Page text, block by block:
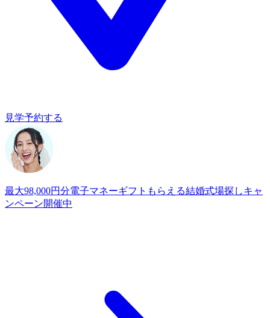
見学予約する
最大98,000円分電子マネーギフトもらえる結婚式場探しキャ
ンペーン開催中